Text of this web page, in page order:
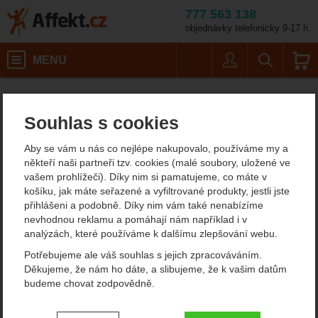
Souhlas s cookies
Aby se vám u nás co nejlépe nakupovalo, používáme my a
někteří naši partneři tzv. cookies (malé soubory, uložené ve
vašem prohlížeči). Díky nim si pamatujeme, co máte v
košíku, jak máte seřazené a vyfiltrované produkty, jestli jste
přihlášeni a podobně. Díky nim vám také nenabízíme
nevhodnou reklamu a pomáhají nám například i v
analýzách, které používáme k dalšímu zlepšování webu.
Potřebujeme ale váš souhlas s jejich zpracováváním.
Děkujeme, že nám ho dáte, a slibujeme, že k vašim datům
budeme chovat zodpovědně.
Nastavení souhlasů s kategoriemi
777 563 138
objednávky telefonicky 9-17 h.
MENU
Rock
Rock Empire Alu Nuts Set
Fotografie